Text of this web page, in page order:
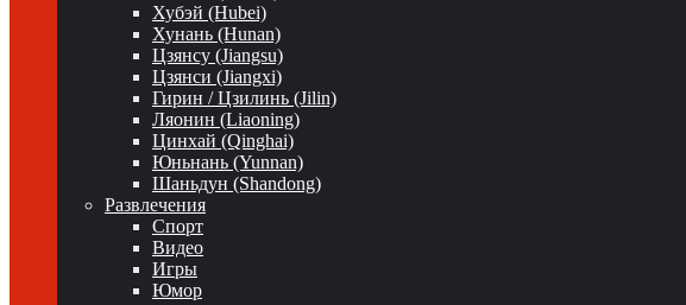
Хубэй (Hubei)
Хунань (Hunan)
Цзянсу (Jiangsu)
Цзянси (Jiangxi)
Гирин / Цзилинь (Jilin)
Ляонин (Liaoning)
Цинхай (Qinghai)
Юньнань (Yunnan)
Шаньдун (Shandong)
Развлечения
Спорт
Видео
Игры
Юмор